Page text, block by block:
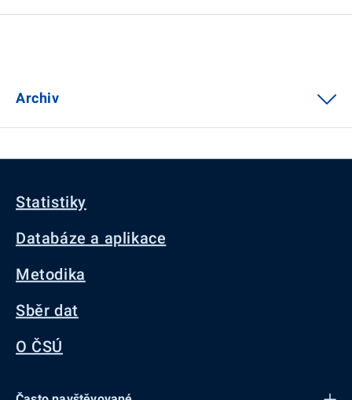
Archiv
Statistiky
Databáze a aplikace
Metodika
Sběr dat
O ČSÚ